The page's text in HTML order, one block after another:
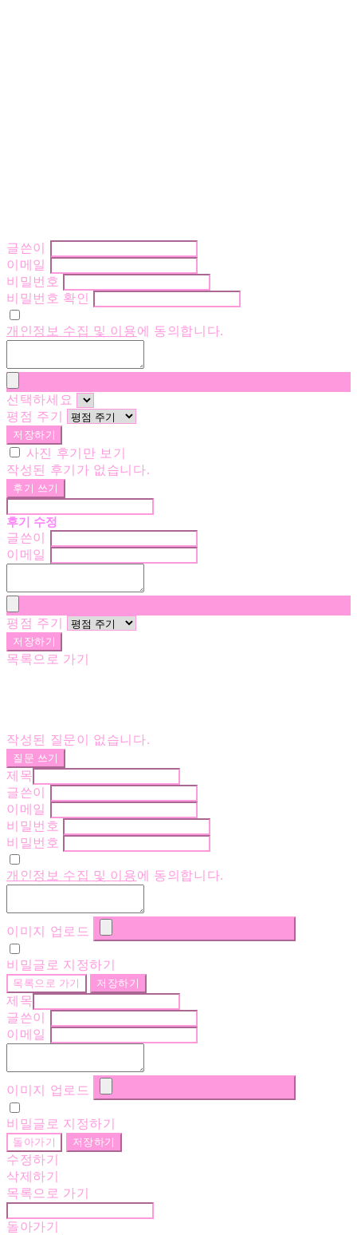
글쓴이
이메일
비밀번호
비밀번호 확인
개인정보 수집 및 이용에 동의합니다.
선택하세요
평점 주기
저장하기
사진 후기만 보기
작성된 후기가 없습니다.
후기 쓰기
후기 수정
글쓴이
이메일
평점 주기
저장하기
목록으로 가기
작성된 질문이 없습니다.
질문 쓰기
제목
글쓴이
이메일
비밀번호
비밀번호
개인정보 수집 및 이용에 동의합니다.
이미지 업로드
비밀글로 지정하기
목록으로 가기 저장하기
제목
글쓴이
이메일
이미지 업로드
비밀글로 지정하기
돌아가기 저장하기
수정하기
삭제하기
목록으로 가기
돌아가기